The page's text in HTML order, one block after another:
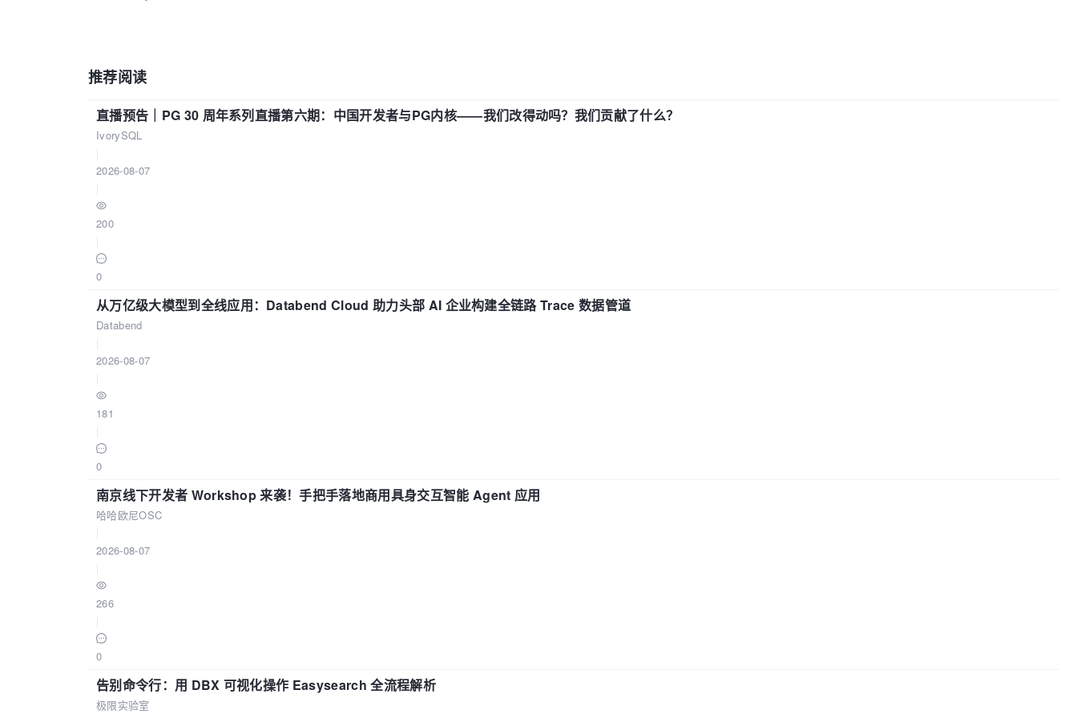
推荐阅读
直播预告｜PG 30 周年系列直播第六期：中国开发者与PG内核——我们改得动吗？我们贡献了什么？
IvorySQL
2026-08-07
200
0
从万亿级大模型到全线应用：Databend Cloud 助力头部 AI 企业构建全链路 Trace 数据管道
Databend
2026-08-07
181
0
南京线下开发者 Workshop 来袭！手把手落地商用具身交互智能 Agent 应用
哈哈欧尼OSC
2026-08-07
266
0
告别命令行：用 DBX 可视化操作 Easysearch 全流程解析
极限实验室